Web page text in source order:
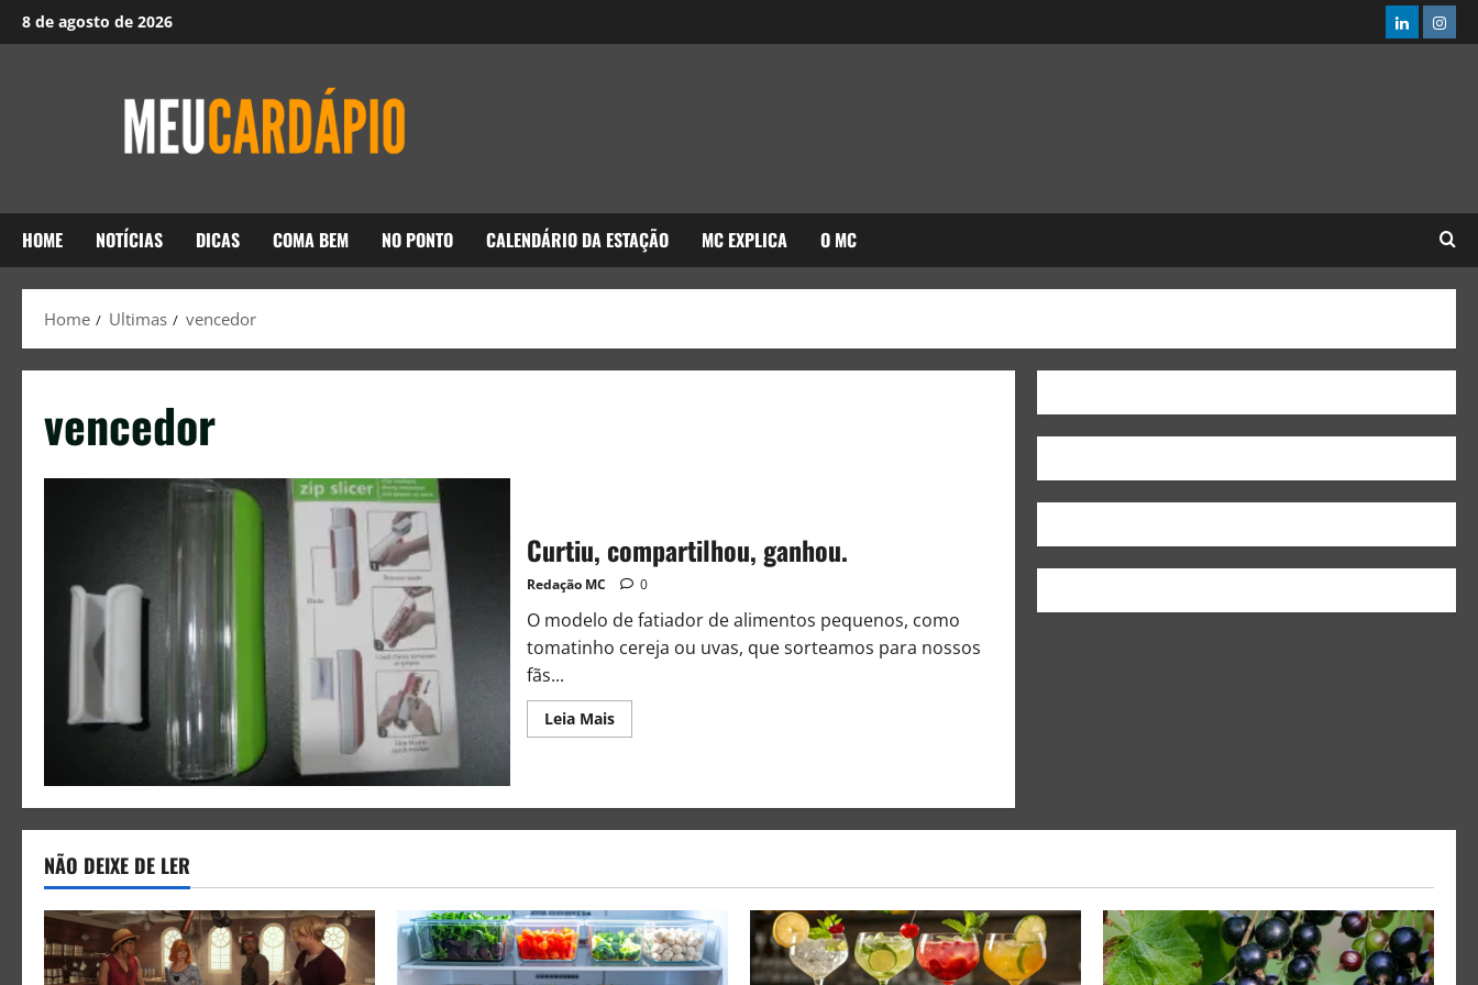
8 de agosto de 2026
HOME NOTÍCIAS DICAS COMA BEM NO PONTO CALENDÁRIO DA ESTAÇÃO MC EXPLICA O MC
Home Ultimas vencedor
vencedor
Curtiu, compartilhou, ganhou.
Redação MC 0
O modelo de fatiador de alimentos pequenos, como
tomatinho cereja ou uvas, que sorteamos para nossos
fãs...
Leia Mais
NÃO DEIXE DE LER